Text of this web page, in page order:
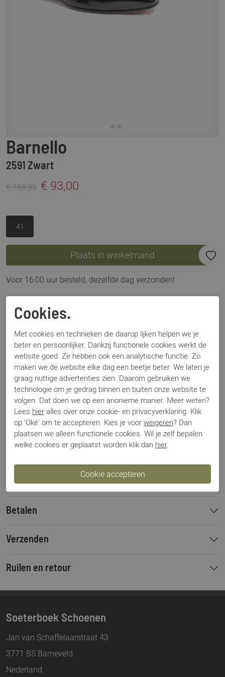
Barnello
2591 Zwart
€ 169,95 € 93,00
41
Plaats in winkelmand
Voor 16:00 uur besteld, dezelfde dag verzonden!
Omschrijving
Barnello 2591 zwt lak: de smokingsschoenen zoals ze
horen! Deze zwart lak schoenen passen perfect onder uw
smoking. Dan is het plaatje compleet.
Specificaties
Merk
Barnello
Artikelnummer
2591
Los voetbed
Nee
Categorie
Veter gekleed
Kleur
Zwart
Materiaal
Lak
00000913
Betalen
Verzenden
Ruilen en retour
Soeterboek Schoenen
Jan van Schaffelaarstraat 43
3771 BS Barneveld
Nederland
Cookies.
Met cookies en technieken die daarop lijken helpen we je
beter en persoonlijker. Dankzij functionele cookies werkt de
website goed. Ze hebben ook een analytische functie. Zo
maken we de website elke dag een beetje beter. We laten je
graag nuttige advertenties zien. Daarom gebruiken we
technologie om je gedrag binnen en buiten onze website te
volgen. Dat doen we op een anonieme manier. Meer weten?
Lees hier alles over onze cookie- en privacyverklaring. Klik
op 'Oké' om te accepteren. Kies je voor weigeren? Dan
plaatsen we alleen functionele cookies. Wil je zelf bepalen
welke cookies er geplaatst worden klik dan hier.